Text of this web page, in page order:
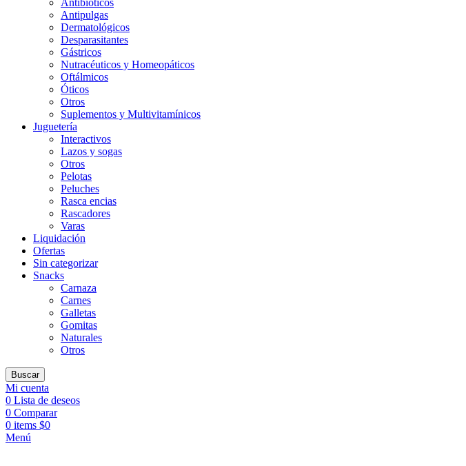
Antibióticos
Antipulgas
Dermatológicos
Desparasitantes
Gástricos
Nutracéuticos y Homeopáticos
Oftálmicos
Óticos
Otros
Suplementos y Multivitamínicos
Juguetería
Interactivos
Lazos y sogas
Otros
Pelotas
Peluches
Rasca encias
Rascadores
Varas
Liquidación
Ofertas
Sin categorizar
Snacks
Carnaza
Carnes
Galletas
Gomitas
Naturales
Otros
Buscar
Mi cuenta
0 Lista de deseos
0 Comparar
0 items $0
Menú